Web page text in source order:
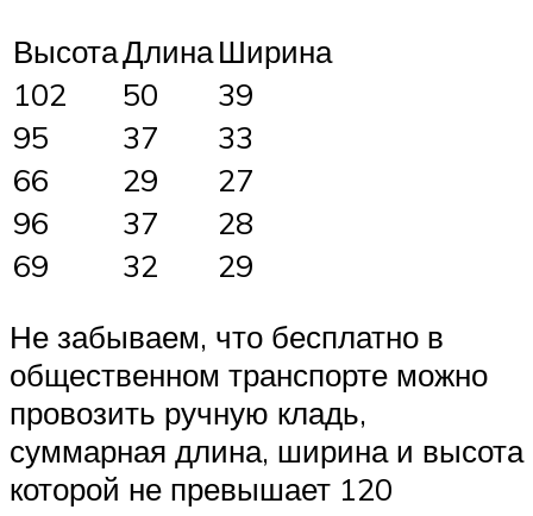
ВысотаДлинаШирина
102
50
39
95
37
33
66
29
27
96
37
28
69
32
29
Не забываем, что бесплатно в
общественном транспорте можно
провозить ручную кладь,
суммарная длина, ширина и высота
которой не превышает 120